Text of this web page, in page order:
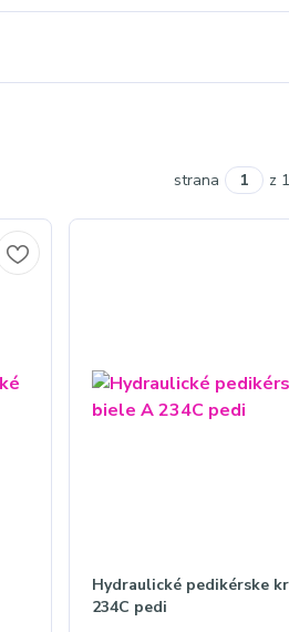
strana z
Hydraulické pedikérske
234C pedi